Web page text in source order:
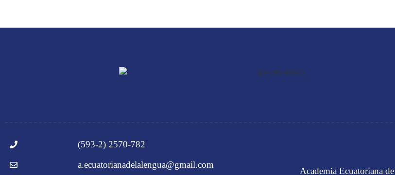
(593-2) 2570-782
a.ecuatorianadelalengua@gmail.com
Academia Ecuatoriana